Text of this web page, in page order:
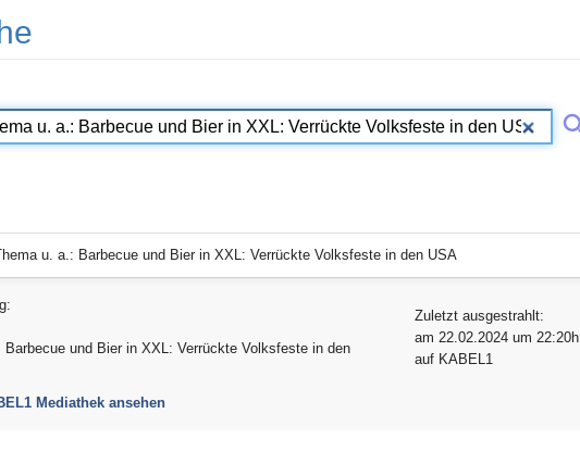
u. a.: Barbecue und Bier in XXL: Verrückte Volksfeste in den USA
Barbecue und Bier in XXL: Verrückte Volksfeste in den
Mediathek ansehen
Zuletzt ausgestrahlt:
am 22.02.2024 um 22:20h
auf KABEL1